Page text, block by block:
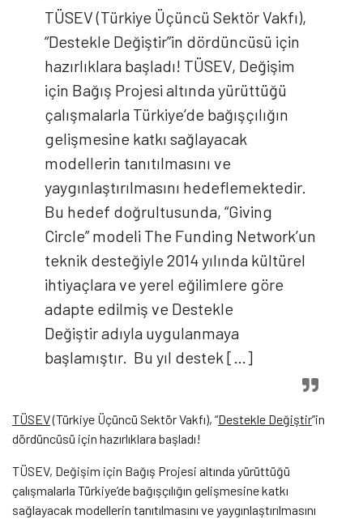
TÜSEV (Türkiye Üçüncü Sektör Vakfı),
“Destekle Değiştir”in dördüncüsü için
hazırlıklara başladı! TÜSEV, Değişim
için Bağış Projesi altında yürüttüğü
çalışmalarla Türkiye’de bağışçılığın
gelişmesine katkı sağlayacak
modellerin tanıtılmasını ve
yaygınlaştırılmasını hedeflemektedir.
Bu hedef doğrultusunda, “Giving
Circle” modeli The Funding Network’un
teknik desteğiyle 2014 yılında kültürel
ihtiyaçlara ve yerel eğilimlere göre
adapte edilmiş ve Destekle
Değiştir adıyla uygulanmaya
başlamıştır. Bu yıl destek […]
TÜSEV(Türkiye Üçüncü Sektör Vakfı), “Destekle Değiştir”in
dördüncüsü için hazırlıklara başladı!
TÜSEV, Değişim için Bağış Projesi altında yürüttüğü
çalışmalarla Türkiye’de bağışçılığın gelişmesine katkı
sağlayacak modellerin tanıtılmasını ve yaygınlaştırılmasını